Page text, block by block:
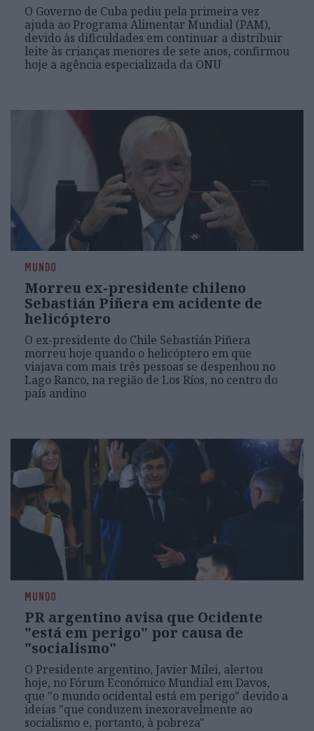
O Governo de Cuba pediu pela primeira vez
ajuda ao Programa Alimentar Mundial (PAM),
devido às dificuldades em continuar a distribuir
leite às crianças menores de sete anos, confirmou
hoje a agência especializada da ONU
MUNDO
Morreu ex-presidente chileno
Sebastián Piñera em acidente de
helicóptero
O ex-presidente do Chile Sebastián Piñera
morreu hoje quando o helicóptero em que
viajava com mais três pessoas se despenhou no
Lago Ranco, na região de Los Ríos, no centro do
país andino
MUNDO
PR argentino avisa que Ocidente
"está em perigo" por causa de
"socialismo"
O Presidente argentino, Javier Milei, alertou
hoje, no Fórum Económico Mundial em Davos,
que "o mundo ocidental está em perigo" devido a
ideias "que conduzem inexoravelmente ao
socialismo e, portanto, à pobreza"